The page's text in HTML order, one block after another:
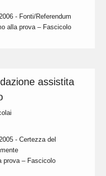
- Fonti/Referendum
alla prova – Fascicolo
assistita
- Certezza del
prova – Fascicolo